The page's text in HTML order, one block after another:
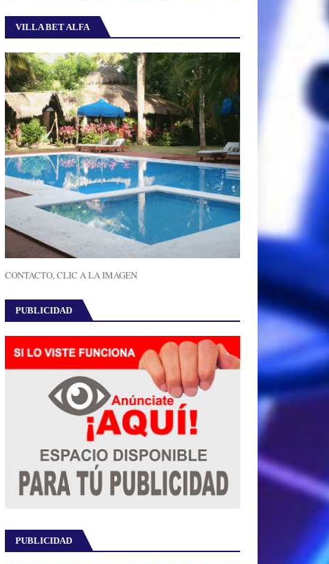
VILLA BET ALFA
CONTACTO, CLIC A LA IMAGEN
PUBLICIDAD
PUBLICIDAD